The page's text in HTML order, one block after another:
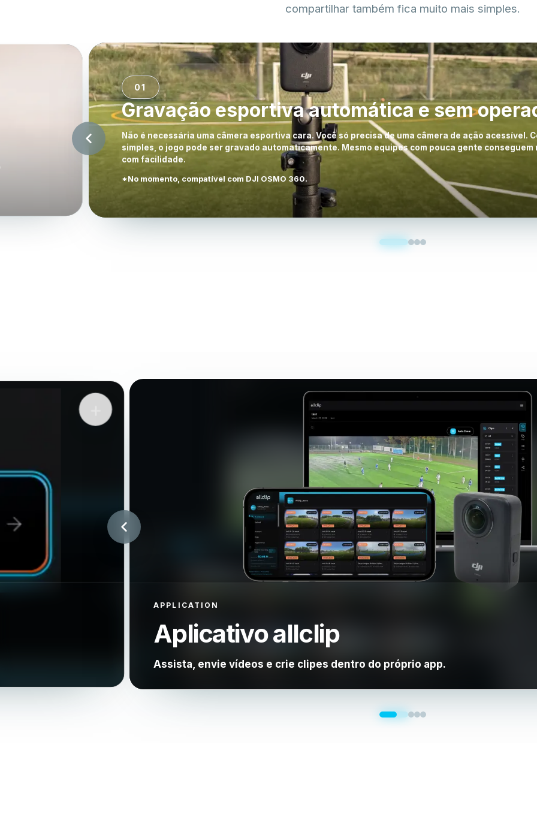
compartilhar também fica muito mais simples.
02
IA que entende vídeos esportivos.
Desenvolvemos internamente tecnologias de IA para rastreamento de jogadores e bola, detecção
mais. O allclip continua evoluindo a base técnica que sustenta gravação, edição e
Auto-Zoom
Capture cada lance sem perder nada
Panorama
Veja o campo inteiro de uma vez
APPLICATION
Aplicativo allclip
Assista, envie vídeos e crie clipes dentro do próprio app.